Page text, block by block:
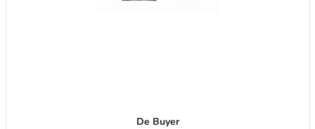
De Buyer